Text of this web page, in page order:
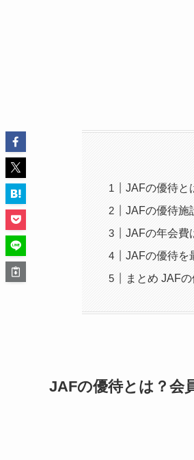
JAFの優待と
JAFの優待施
JAFの年会費
JAFの優待を
まとめ JAF
JAFの優待とは？会